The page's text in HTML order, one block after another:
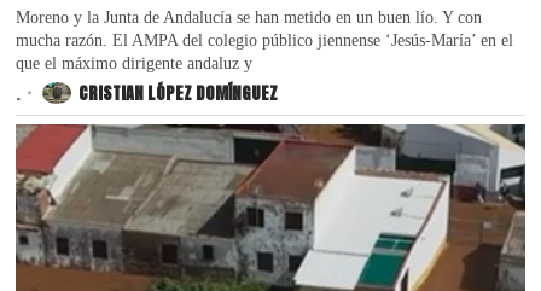
Moreno y la Junta de Andalucía se han metido en un buen lío. Y con
mucha razón. El AMPA del colegio público jiennense ‘Jesús-María’ en el
que el máximo dirigente andaluz y
. CRISTIAN LÓPEZ DOMÍNGUEZ